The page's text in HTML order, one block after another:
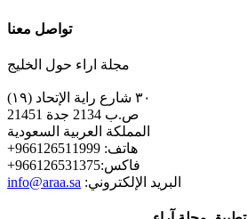
تواصل معنا
مجلة اراء حول الخليج
٣٠ شارع راية الإتحاد (١٩)
ص.ب 2134 جدة 21451
المملكة العربية السعودية
+هاتف: 966126511999
+فاكس:966126531375
info@araa.sa :البريد الإلكتروني